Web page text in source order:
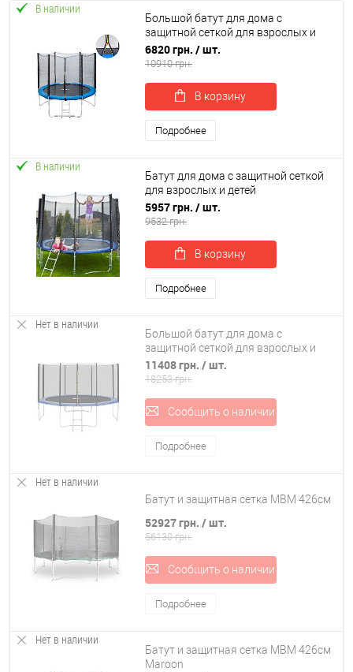
В наличии
Большой батут для дома с
защитной сеткой для взрослых и
детей профессиональный OSPORT
диаметр 244 см (MS 0496)
6820 грн. / шт.
10910 грн.
В корзину
Подробнее
В наличии
Батут для дома с защитной сеткой
для взрослых и детей
профессиональный OSPORT
диаметр 185 см (MS 0500)
5957 грн. / шт.
9532 грн.
В корзину
Подробнее
Нет в наличии
Большой батут для дома с
защитной сеткой для взрослых и
детей профессиональный OSPORT
366 см (MS 0822)
11408 грн. / шт.
18253 грн.
Сообщить о наличии
Подробнее
Нет в наличии
Батут и защитная сетка MBM 426см
52927 грн. / шт.
56130 грн.
Сообщить о наличии
Подробнее
Нет в наличии
Батут и защитная сетка MBM 426см
Maroon